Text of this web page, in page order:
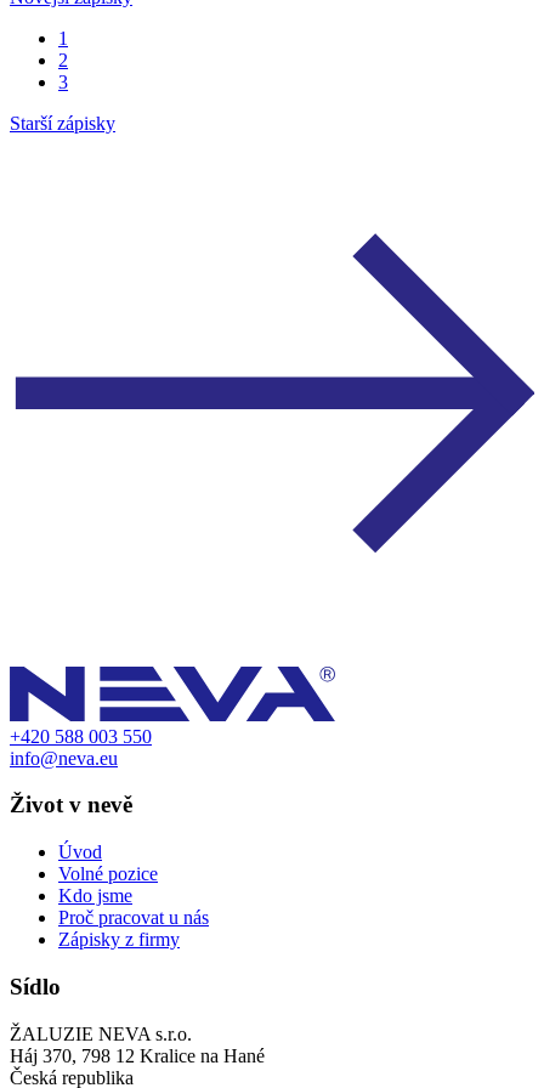
1
2
3
Starší zápisky
+420 588 003 550
info@neva.eu
Život v nevě
Úvod
Volné pozice
Kdo jsme
Proč pracovat u nás
Zápisky z firmy
Sídlo
ŽALUZIE NEVA s.r.o.
Háj 370, 798 12 Kralice na Hané
Česká republika